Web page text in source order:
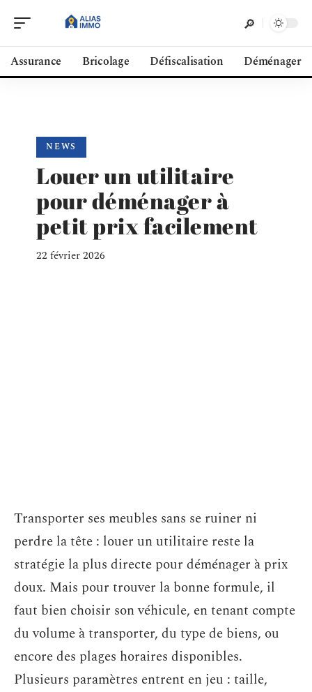
Assurance Bricolage Défiscalisation Déménager
NEWS
Louer un utilitaire
pour déménager à
petit prix facilement
22 février 2026
Transporter ses meubles sans se ruiner ni
perdre la tête : louer un utilitaire reste la
stratégie la plus directe pour déménager à prix
doux. Mais pour trouver la bonne formule, il
faut bien choisir son véhicule, en tenant compte
du volume à transporter, du type de biens, ou
encore des plages horaires disponibles.
Plusieurs paramètres entrent en jeu : taille,